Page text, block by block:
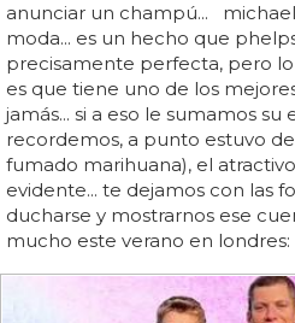
anunciar un champú...
moda... es un hecho que
precisamente perfecta, pero
es que tiene uno de los
jamás... si a eso le sumamos su
recordemos, a punto estuvo
fumado marihuana), el
evidente... te dejamos con las
ducharse y mostrarnos ese
mucho este verano en